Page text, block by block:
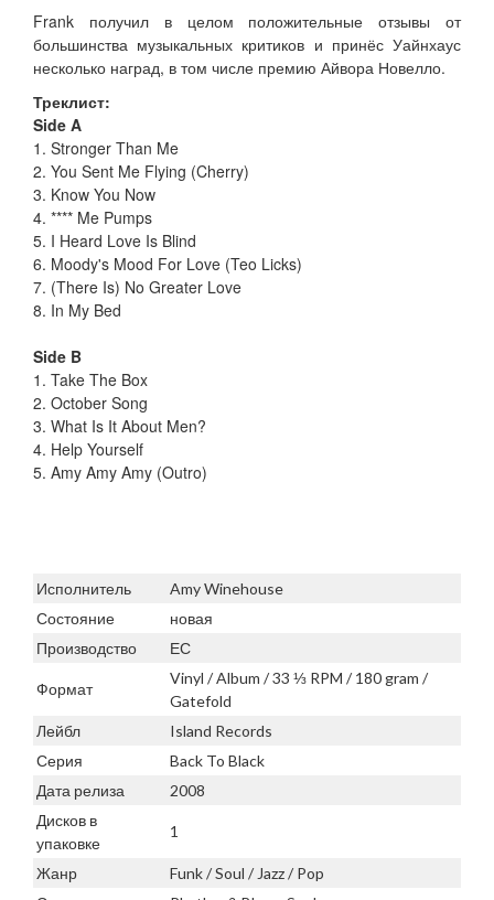
Frank получил в целом положительные отзывы от
большинства музыкальных критиков и принёс Уайнхаус
несколько наград, в том числе премию Айвора Новелло.
Треклист:
Side A
1. Stronger Than Me
2. You Sent Me Flying (Cherry)
3. Know You Now
4. **** Me Pumps
5. I Heard Love Is Blind
6. Moody's Mood For Love (Teo Licks)
7. (There Is) No Greater Love
8. In My Bed
Side B
1. Take The Box
2. October Song
3. What Is It About Men?
4. Help Yourself
5. Amy Amy Amy (Outro)
Исполнитель
Amy Winehouse
Состояние
новая
Производство
ЕС
Формат
Vinyl / Album / 33 ⅓ RPM / 180 gram /
Gatefold
Лейбл
Island Records
Серия
Back To Black
Дата релиза
2008
Дисков в
упаковке
1
Жанр
Funk / Soul / Jazz / Pop